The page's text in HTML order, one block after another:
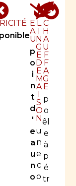
E
A
U
p
o
i
n
t
d
'
e
a
u
n
o
L
N
G
E
D
E
M
A
S
O
N
u
n
e
c
o
C
H
A
U
F
F
A
G
E
p
o
êl
e
à
p
é
tr